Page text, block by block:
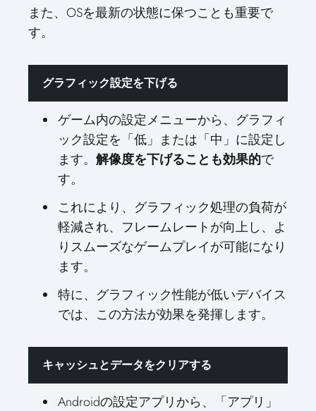
また、OSを最新の状態に保つことも重要で
す。
グラフィック設定を下げる
ゲーム内の設定メニューから、グラフィ
ック設定を「低」または「中」に設定し
ます。 解像度を下げることも効果的で
す。
これにより、グラフィック処理の負荷が
軽減され、フレームレートが向上し、よ
りスムーズなゲームプレイが可能になり
ます。
特に、グラフィック性能が低いデバイス
では、この方法が効果を発揮します。
キャッシュとデータをクリアする
Androidの設定アプリから、「アプリ」